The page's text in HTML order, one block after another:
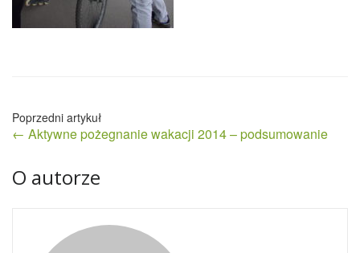
Nawigacja
wpisu
← Aktywne pożegnanie wakacji 2014 – podsumowanie
O autorze